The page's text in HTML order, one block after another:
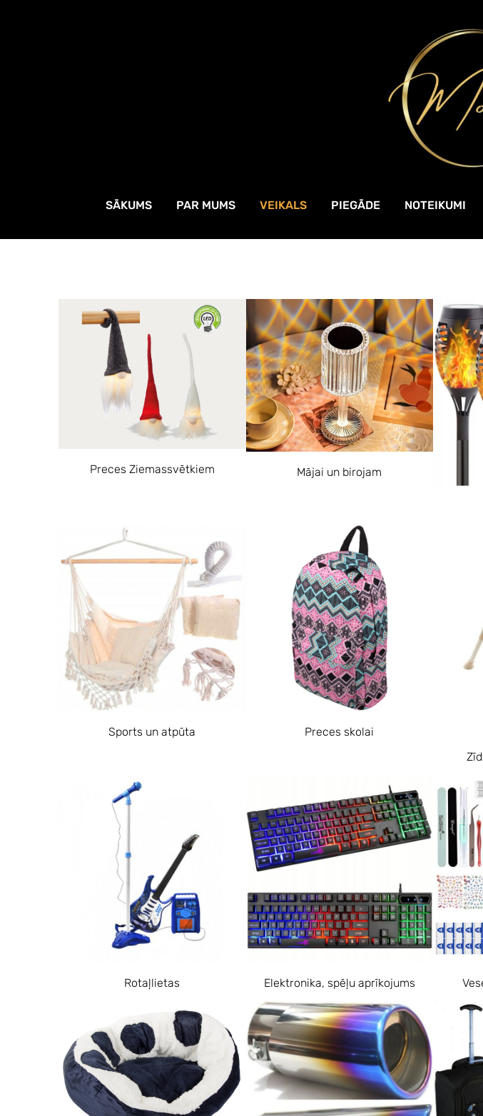
SĀKUMS PAR MUMS VEIKALS PIEGĀDE NOTEIKUMI
Preces Ziemassvētkiem Mājai un birojam
Sports un atpūta
Preces skolai
Rotaļlietas Elektronika, spēļu aprīkojums